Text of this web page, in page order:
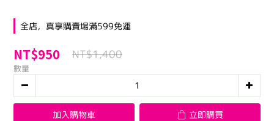
全店，真享購賣場滿599免運
NT$950 NT$1,400
數量
加入購物車 立即購買